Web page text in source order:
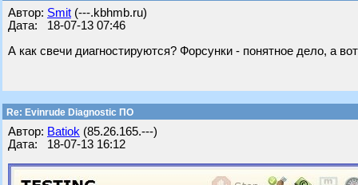
Автор: Smit (---.kbhmb.ru)
Дата: 18-07-13 07:46
А как свечи диагностируются? Форсунки - понятное дело, а
Re: Evinrude Diagnostic ПО
Автор: Batiok (85.26.165.---)
Дата: 18-07-13 16:12